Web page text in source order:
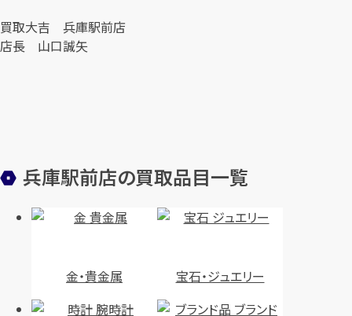
買取大吉 兵庫駅前店
店長 山口誠矢
兵庫駅前店の買取品目一覧
金・貴金属 宝石・ジュエリー